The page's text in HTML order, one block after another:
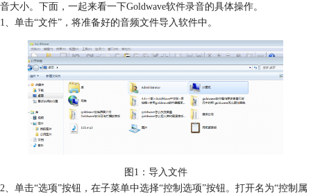
音大小。下面，一起来看一下Goldwave软件录音的具体操作。
1、单击“文件”，将准备好的音频文件导入软件中。
图1：导入文件
2、单击“选项”按钮，在子菜单中选择“控制选项”按钮。打开名为“控制属